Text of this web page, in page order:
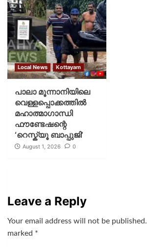
Local News Kottayam
പാലാ മൂന്നാനിയിലെ
വെള്ളപ്പൊക്കത്തിൽ
മഹാത്മാഗാന്ധി
ഫൗണ്ടേഷന്റെ
‘റെസ്ക്യൂ ബാപ്പുജി’
August 1, 2026 0
Leave a Reply
Your email address will not be published.
marked *